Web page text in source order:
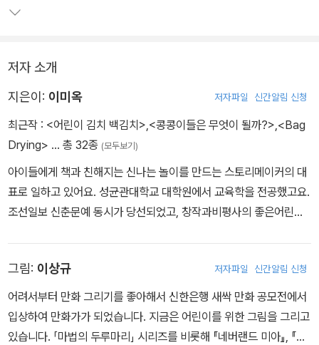
에서 서로를 이해하는 이야기들이다.
저자 소개
지은이: 이미옥 저자파일 신간알림 신청
최근작 : <어린이 김치 백김치>,<콩콩이들은 무엇이 될까?>,<Bag
Drying> … 총 32종 (모두보기)
아이들에게 책과 친해지는 신나는 놀이를 만드는 스토리메이커의 대
표로 일하고 있어요. 성균관대학교 대학원에서 교육학을 전공했고요.
조선일보 신춘문예 동시가 당선되었고, 창작과비평사의 좋은어린이
랑한 라엘공주>, <남떡 북떡 쑥떡쑥떡>, <춤추는 이불> 등 여러 권
의 동화책, 그림책, 동시집들이 있어요.
그림: 이상규 저자파일 신간알림 신청
어려서부터 만화 그리기를 좋아해서 신한은행 새싹 만화 공모전에서
입상하여 만화가가 되었습니다. 지금은 어린이를 위한 그림을 그리고
있습니다. 「마법의 두루마리」 시리즈를 비롯해 『네버랜드 미아』, 『숲